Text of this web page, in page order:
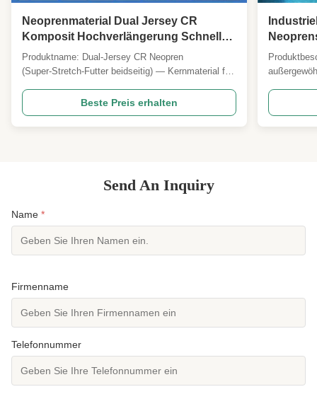
Neoprenmaterial Dual Jersey CR
Komposit Hochverlängerung Schnelle
Wiederherstellung für komfortable
langlebige Wassersportbekleidung
Produktname: Dual‑Jersey CR Neopren
(Super‑Stretch‑Futter beidseitig) — Kernmaterial für
Wassersportbekleidung Übersicht: Ein hochwertiger,
produktionsfertiger Neoprenverbundstoff aus
echtem CR (Chloropren) geschlossenzelligem
Beste Preis erhalten
zu
hergestellt
entwickelt,
Send An Inquiry
Name *
Firmenname
Telefonnummer